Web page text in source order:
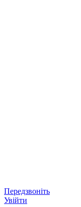
Передзвоніть
Увійти